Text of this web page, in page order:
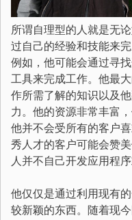
所谓自理型的人就是无
过自己的经验和技能来完
例如，他可能会通过寻
工具来完成工作。他最
作所需了解的知识以及
力。他的资源非常丰富
他并不会受所有的客户
秀人才的客户可能会赞
人并不自己开发应用程序
他仅仅是通过利用现有
较新颖的东西。随着现